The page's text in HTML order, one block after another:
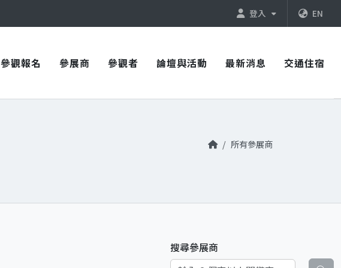
登入 EN
參觀報名 參展商 參觀者 論壇與活動 最新消息 交通住宿
所有參展商
搜尋參展商